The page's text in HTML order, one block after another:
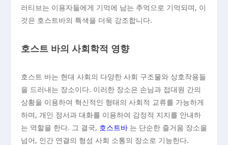
러티브는 이용자들에게 기억에 남는 추억으로 기억되며, 이
것은 호스트바의 특색을 더욱 강조합니다.
호스트 바의 사회학적 영향
호스트 바는 현대 사회의 다양한 사회 구조물와 상호작용들
을 드러내는 장소이다. 이러한 장소은 손님과 접대원 간의
상황을 이용하여 혁신적인 형태의 사회적 교류를 가능하게
하며, 개인 정서과 대화를 이용하여 감정적 지지를 안내하
는 역할을 한다. 그 결국, 호스트바 는 단순한 즐거움 장소을
넘어, 인간 연결의 형성 사회 소통의 장소로 기능한다.